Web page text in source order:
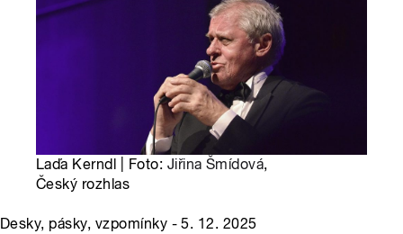
Laďa Kerndl | Foto: Jiřina Šmídová,
Český rozhlas
Desky, pásky, vzpomínky - 5. 12. 2025